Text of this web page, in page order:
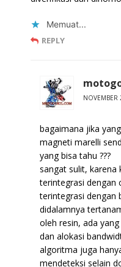
Memuat...
REPLY
bagaimana jika
magneti marelli
yang bisa tahu ???
sangat sulit, karena
terintegrasi dengan
terintegrasi dengan
didalamnya
oleh resin, ada yang
dan alokasi
algoritma juga
mendeteksi selain